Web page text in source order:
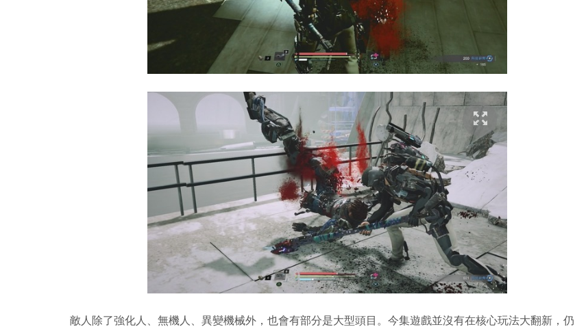
敵人除了強化人、無機人、異變機械外，也會有部分是大型頭目。今集遊戲並沒有在核心玩法大翻新，仍